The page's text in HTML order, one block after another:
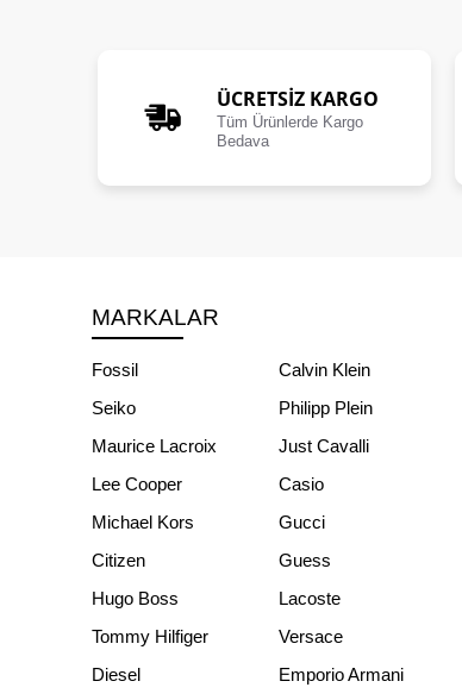
ÜCRETSIZ KARGO
Tüm Ürünlerde Kargo
Bedava
MARKALAR
Fossil Calvin Klein
Seiko
Philipp Plein
Maurice Lacroix
Just Cavalli
Lee Cooper
Casio
Michael Kors
Gucci
Citizen
Guess
Hugo Boss
Lacoste
Tommy Hilfiger
Versace
Diesel
Emporio Armani